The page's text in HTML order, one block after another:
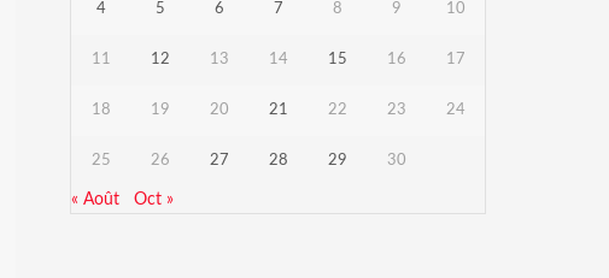
4 5 6 7 8 9 10
11 12 13 14 15 16 17
18 19 20 21 22 23 24
25 26 27 28 29 30
« Août Oct »